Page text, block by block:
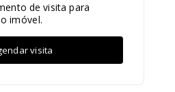
de visita para
imóvel.
visita